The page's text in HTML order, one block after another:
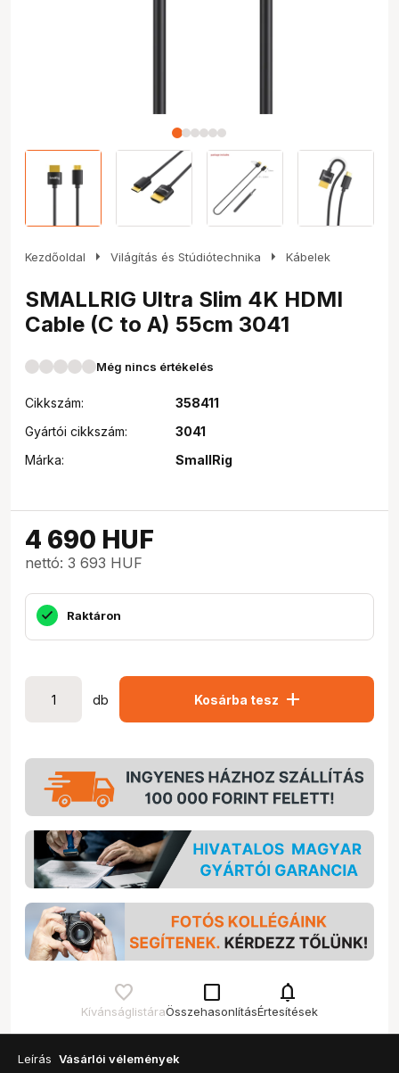
Kezdőoldal arrow_right Világítás és Stúdiótechnika arrow_right Kábelek
SMALLRIG Ultra Slim 4K HDMI
Cable (C to A) 55cm 3041
Még nincs értékelés
Cikkszám:
358411
Gyártói cikkszám:
3041
Márka:
SmallRig
4 690 HUF
nettó: 3 693 HUF
Raktáron
db Kosárba tesz add
Kívánságlistára
check_box_outline_blank
Összehasonlítás
notifications
Értesítések
Leírás Vásárlói vélemények